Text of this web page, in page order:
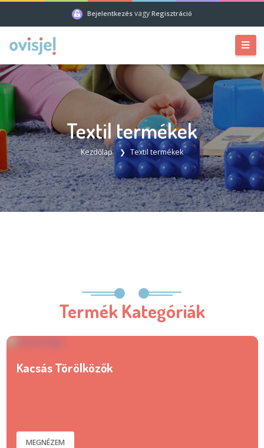
Bejelentkezés vagy Regisztráció
Textil termékek
Kezdőlap Textil termékek
Termék Kategóriák
Kacsás Törölközők
MEGNÉZEM